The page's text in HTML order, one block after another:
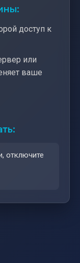
доступ к
или
ваше
отключите